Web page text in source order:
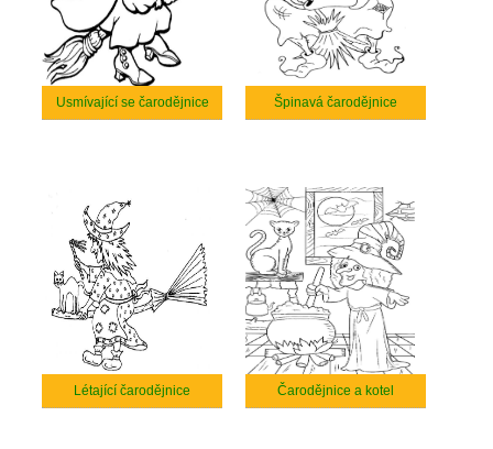
Usmívající se čarodějnice Špinavá čarodějnice
Létající čarodějnice Čarodějnice a kotel